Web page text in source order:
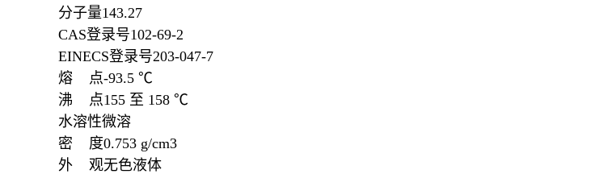
分子量143.27
CAS登录号102-69-2
EINECS登录号203-047-7
熔 点-93.5 ℃
沸 点155 至 158 ℃
水溶性微溶
密 度0.753 g/cm3
外 观无色液体